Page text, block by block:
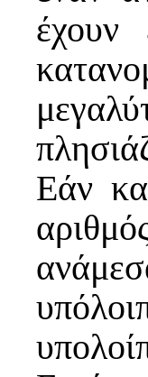
έχουν
Εάν